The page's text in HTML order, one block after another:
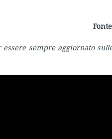
Fonte
essere sempre aggiornato